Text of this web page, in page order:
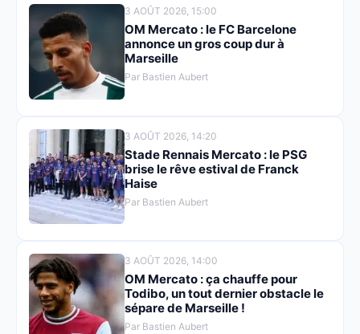
3 AOÛT 2026, 15:00
OM Mercato : le FC Barcelone
annonce un gros coup dur à
Marseille
Par Bastien Aubert
3 AOÛT 2026, 14:20
Stade Rennais Mercato : le PSG
brise le rêve estival de Franck
Haise
Par Bastien Aubert
3 AOÛT 2026, 14:00
OM Mercato : ça chauffe pour
Todibo, un tout dernier obstacle le
sépare de Marseille !
Par Bastien Aubert